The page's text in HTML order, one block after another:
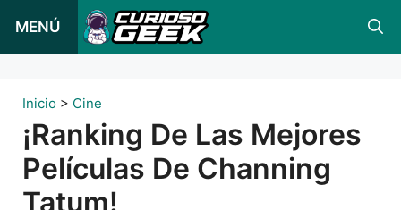
MENÚ
Inicio > Cine
¡Ranking De Las Mejores
Películas De Channing
Tatum!